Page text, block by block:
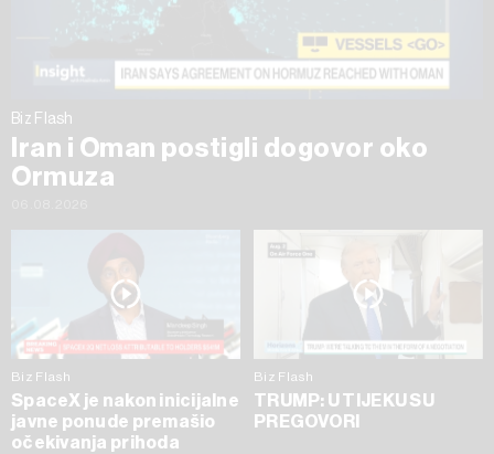
Biz Flash
Iran i Oman postigli dogovor oko
Ormuza
Biz Flash
SpaceX je nakon inicijalne
javne ponude premašio
očekivanja prihoda
Biz Flash
TRUMP: U TIJEKU SU
PREGOVORI